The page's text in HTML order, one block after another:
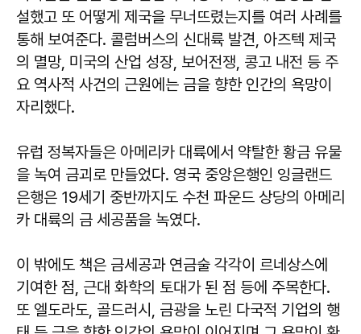
설했고 또 어떻게 제국을 무너뜨렸는지를 여러 사례를
통해 보여준다. 콜럼버스의 신대륙 발견, 아즈텍 제국
의 멸망, 미국의 산업 성장, 보어전쟁, 콩고 내전 등 주
요 역사적 사건의 근원에는 금을 향한 인간의 욕망이
자리했다.
유럽 정복자들은 아메리카 대륙에서 약탈한 황금 유물
을 녹여 금괴로 만들었다. 영국 중앙은행인 잉글랜드
은행은 19세기 중반까지도 수천 파운드 상당의 아메리
카 대륙의 금 세공품을 녹였다.
이 밖에도 책은 금세공과 연금술 각각이 르네상스에
기여한 점, 근대 화학의 토대가 된 점 등에 주목한다.
또 엘도라도, 골드러시, 금광을 노린 다국적 기업의 행